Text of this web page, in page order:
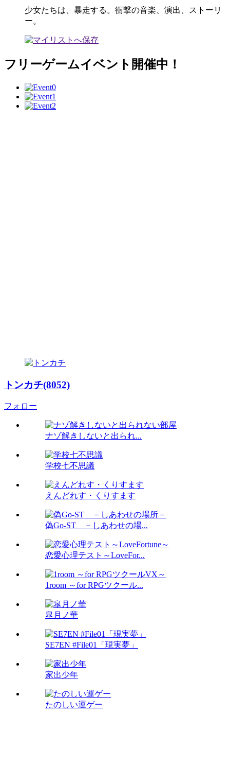
少女たちは、暴走する。衝撃の音楽、演出、ストーリ
ー。
フリーゲームイベント開催中！
トンカチ(8052)
フォロー
ナゾ解きしないと出られ...
学校七不思議
えんどれす・くりすます
偽Go-ST －しあわせの場...
恋愛心理テスト～LoveFor...
1room ～for RPGツクール...
皐月ノ華
SE7EN #File01「現実夢」
家出少年
たのしい運ゲー